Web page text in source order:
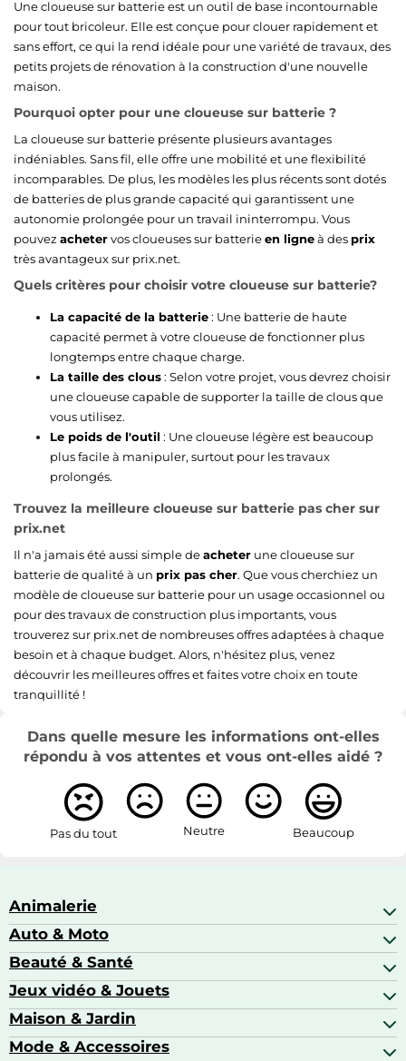
Une cloueuse sur batterie est un outil de base incontournable
pour tout bricoleur. Elle est conçue pour clouer rapidement et
sans effort, ce qui la rend idéale pour une variété de travaux, des
petits projets de rénovation à la construction d'une nouvelle
maison.
Pourquoi opter pour une cloueuse sur batterie ?
La cloueuse sur batterie présente plusieurs avantages
indéniables. Sans fil, elle offre une mobilité et une flexibilité
incomparables. De plus, les modèles les plus récents sont dotés
de batteries de plus grande capacité qui garantissent une
autonomie prolongée pour un travail ininterrompu. Vous
pouvez achetervos cloueuses sur batterieen ligneà des prix
très avantageux sur prix.net.
Quels critères pour choisir votre cloueuse sur batterie?
La capacité de la batterie: Une batterie de haute
capacité permet à votre cloueuse de fonctionner plus
longtemps entre chaque charge.
La taille des clous: Selon votre projet, vous devrez choisir
une cloueuse capable de supporter la taille de clous que
vous utilisez.
Le poids de l'outil : Une cloueuse légère est beaucoup
plus facile à manipuler, surtout pour les travaux
prolongés.
Trouvez la meilleure cloueuse sur batterie pas cher sur
prix.net
Il n'a jamais été aussi simple deacheter une cloueuse sur
batterie de qualité à un prix pas cher. Que vous cherchiez un
modèle de cloueuse sur batterie pour un usage occasionnel ou
pour des travaux de construction plus importants, vous
trouverez sur prix.net de nombreuses offres adaptées à chaque
besoin et à chaque budget. Alors, n'hésitez plus, venez
découvrir les meilleures offres et faites votre choix en toute
tranquillité !
Dans quelle mesure les informations ont-elles
répondu à vos attentes et vous ont-elles aidé ?
Pas du tout Neutre Beaucoup
Animalerie
Abris pour animaux sauvages
Aquariophilie
Colliers GPS
Auto & Moto
Accessoires auto
Attelage & portage
Autoradios
Beauté & Santé
Alimentation bébé
Amour & contraception
Appareils de coiffure
Jeux vidéo & Jouets
Accessoires de gaming
Consoles de jeux
Maison & Jardin
Ameublement
Mode & Accessoires